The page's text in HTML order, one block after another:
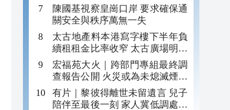
陳國基視察皇崗口岸 要求確保通
關安全與秩序萬無一失
太古地產料本港寫字樓下半年負
續租租金比率收窄 太古廣場明年
轉正
宏福苑大火｜跨部門專組最終調
查報告公開 火災或為未熄滅煙頭
引發
有片｜黎彼得離世未留遺言 兒子
陪伴至最後一刻 家人冀低調處理